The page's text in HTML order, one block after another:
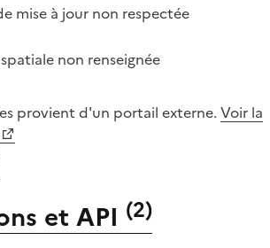
mise à jour non respectée
non renseignée
provient d'un portail externe. Voir la
et API (2)